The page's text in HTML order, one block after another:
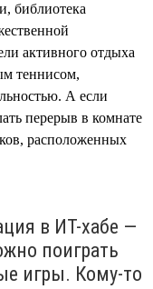
библиотека
активного отдыха
теннисом,
А если
перерыв в комнате
расположенных
в ИТ-хабе —
поиграть
игры. Кому-то